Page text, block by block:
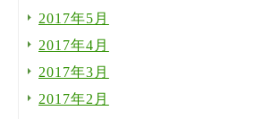
2017年5月
2017年4月
2017年3月
2017年2月